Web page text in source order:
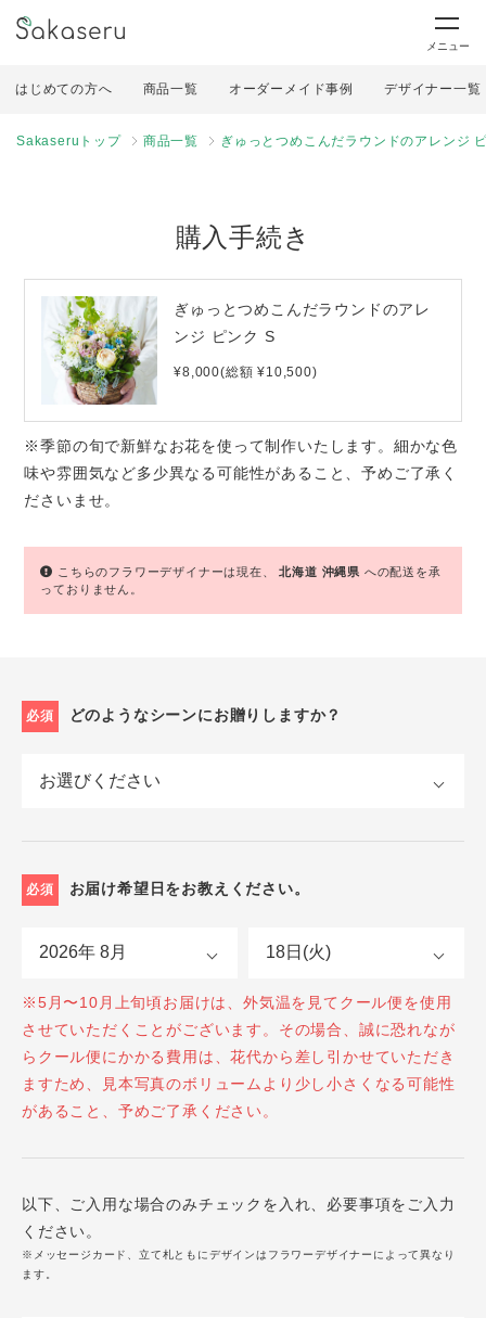
メニュー
はじめての方へ 商品一覧 オーダーメイド事例 デザイナー一覧
Sakaseruトップ 商品一覧 ぎゅっとつめこんだラウンドのアレンジ
購入手続き
ぎゅっとつめこんだラウンドのアレ
ンジ ピンク S
¥8,000(総額 ¥10,500)
※季節の旬で新鮮なお花を使って制作いたします。細かな色
味や雰囲気など多少異なる可能性があること、予めご了承く
ださいませ。
こちらのフラワーデザイナーは現在、北海道 沖縄県 への配送を承
っておりません。
必須 どのようなシーンにお贈りしますか？
必須 お届け希望日をお教えください。
※5月〜10月上旬頃お届けは、外気温を見てクール便を使用
させていただくことがございます。その場合、誠に恐れなが
らクール便にかかる費用は、花代から差し引かせていただき
ますため、見本写真のボリュームより少し小さくなる可能性
があること、予めご了承ください。
以下、ご入用な場合のみチェックを入れ、必要事項をご入力
ください。
※メッセージカード、立て札ともにデザインはフラワーデザイナーによって異なり
ます。